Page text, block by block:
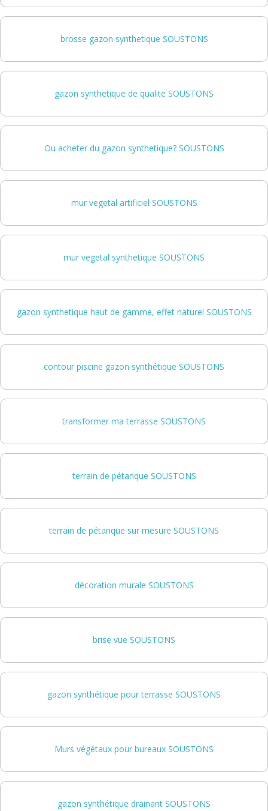
brosse gazon synthetique SOUSTONS
gazon synthetique de qualite SOUSTONS
Ou acheter du gazon synthetique? SOUSTONS
mur vegetal artificiel SOUSTONS
mur vegetal synthetique SOUSTONS
gazon synthetique haut de gamme, effet naturel SOUSTONS
contour piscine gazon synthétique SOUSTONS
transformer ma terrasse SOUSTONS
terrain de pétanque SOUSTONS
terrain de pétanque sur mesure SOUSTONS
décoration murale SOUSTONS
brise vue SOUSTONS
gazon synthétique pour terrasse SOUSTONS
Murs végétaux pour bureaux SOUSTONS
gazon synthétique drainant SOUSTONS